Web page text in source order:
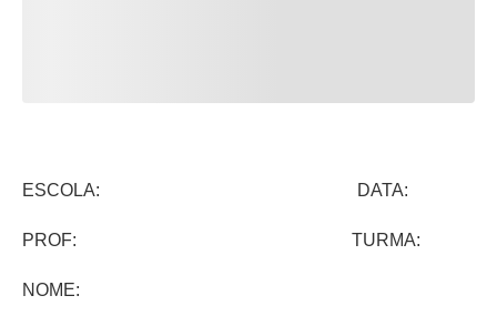
ESCOLA: DATA:
PROF: TURMA:
NOME: